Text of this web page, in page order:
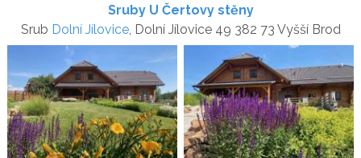
Sruby U Čertovy stěny
Srub Dolní Jílovice, Dolní Jílovice 49 382 73 Vyšší Brod